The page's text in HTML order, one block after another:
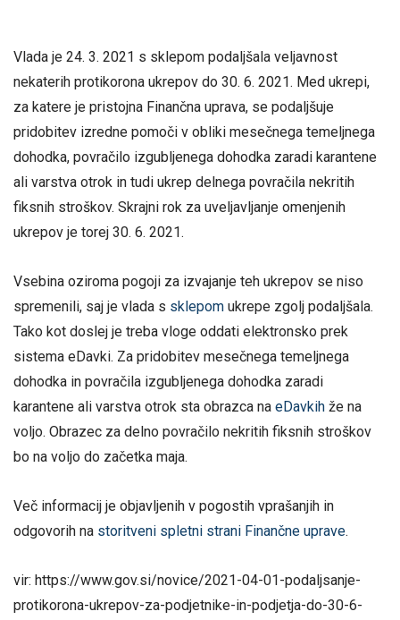
Vlada je 24. 3. 2021 s sklepom podaljšala veljavnost
nekaterih protikorona ukrepov do 30. 6. 2021. Med ukrepi,
za katere je pristojna Finančna uprava, se podaljšuje
pridobitev izredne pomoči v obliki mesečnega temeljnega
dohodka, povračilo izgubljenega dohodka zaradi karantene
ali varstva otrok in tudi ukrep delnega povračila nekritih
fiksnih stroškov. Skrajni rok za uveljavljanje omenjenih
ukrepov je torej 30. 6. 2021.
Vsebina oziroma pogoji za izvajanje teh ukrepov se niso
spremenili, saj je vlada s sklepom ukrepe zgolj podaljšala.
Tako kot doslej je treba vloge oddati elektronsko prek
sistema eDavki. Za pridobitev mesečnega temeljnega
dohodka in povračila izgubljenega dohodka zaradi
karantene ali varstva otrok sta obrazca na eDavkih že na
voljo. Obrazec za delno povračilo nekritih fiksnih stroškov
bo na voljo do začetka maja.
Več informacij je objavljenih v pogostih vprašanjih in
odgovorih na storitveni spletni strani Finančne uprave.
vir: https://www.gov.si/novice/2021-04-01-podaljsanje-
protikorona-ukrepov-za-podjetnike-in-podjetja-do-30-6-